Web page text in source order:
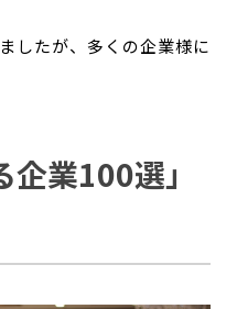
飲食店
アンバサダー
したが、多くの企業様に
企業100選」